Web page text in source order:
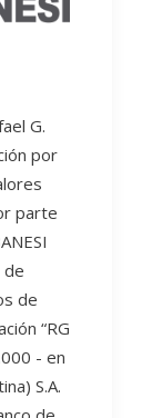
G.
por
parte
de
de
“RG
- en
S.A.